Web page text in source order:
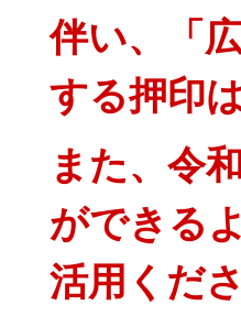
伴い、「
する押印
また、令
ができる
活用くださ